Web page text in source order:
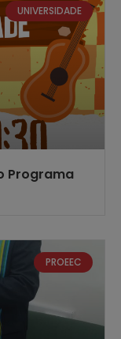
UNIVERSIDADE
Programa
PROEEC